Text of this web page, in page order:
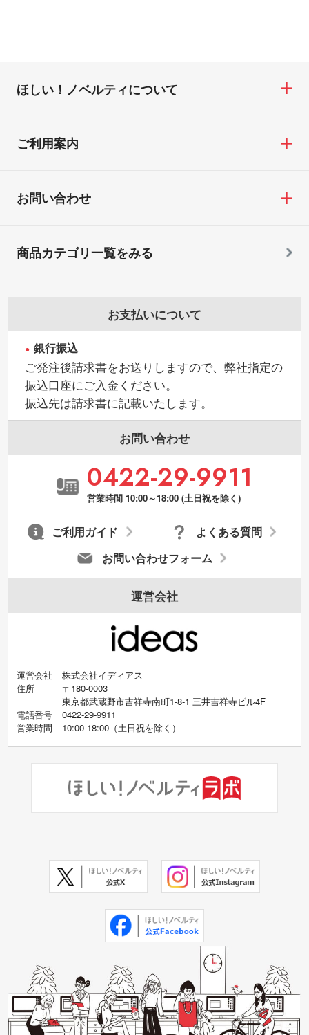
ほしい！ノベルティについて
ご利用案内
お問い合わせ
お支払いについて
銀行振込
ご発注後請求書をお送りしますので、弊社指定の
振込口座にご入金ください。
振込先は請求書に記載いたします。
お問い合わせ
0422-29-9911
営業時間 10:00～18:00 (土日祝を除く)
お問い合わせフォーム
よくある質問
ご利用ガイド
運営会社
運営会社
株式会社イディアス
住所
〒180-0003
東京都武蔵野市吉祥寺南町1-8-1 三井吉祥寺ビル4F
電話番号
0422-29-9911
営業時間
10:00-18:00（土日祝を除く）
商品カテゴリ一覧をみる